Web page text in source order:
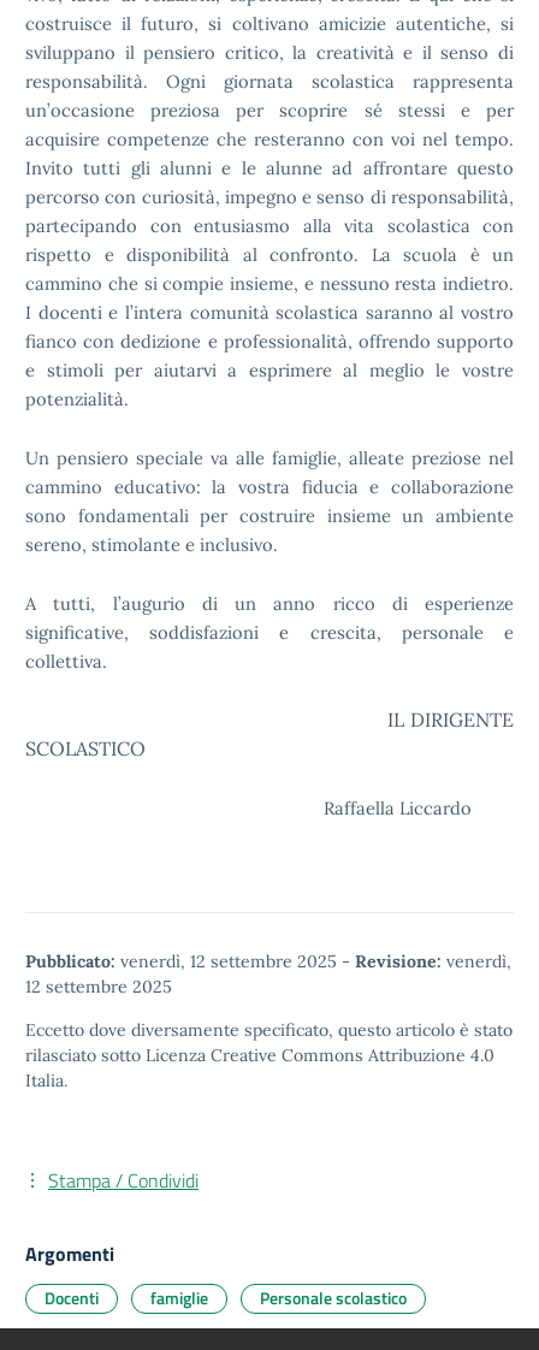
costruisce il futuro, si coltivano amicizie autentiche, si
sviluppano il pensiero critico, la creatività e il senso di
responsabilità. Ogni giornata scolastica rappresenta
un’occasione preziosa per scoprire sé stessi e per
acquisire competenze che resteranno con voi nel tempo.
Invito tutti gli alunni e le alunne ad affrontare questo
percorso con curiosità, impegno e senso di responsabilità,
partecipando con entusiasmo alla vita scolastica con
rispetto e disponibilità al confronto. La scuola è un
cammino che si compie insieme, e nessuno resta indietro.
I docenti e l’intera comunità scolastica saranno al vostro
fianco con dedizione e professionalità, offrendo supporto
e stimoli per aiutarvi a esprimere al meglio le vostre
potenzialità.
Un pensiero speciale va alle famiglie, alleate preziose nel
cammino educativo: la vostra fiducia e collaborazione
sono fondamentali per costruire insieme un ambiente
sereno, stimolante e inclusivo.
A tutti, l’augurio di un anno ricco di esperienze
significative, soddisfazioni e crescita, personale e
collettiva.
IL DIRIGENTE
SCOLASTICO
Raffaella Liccardo
Pubblicato: venerdì, 12 settembre 2025 - Revisione: venerdì,
12 settembre 2025
Eccetto dove diversamente specificato, questo articolo è stato
rilasciato sotto Licenza Creative Commons Attribuzione 4.0
Italia.
Stampa / Condividi
Argomenti
Docenti famiglie Personale scolastico